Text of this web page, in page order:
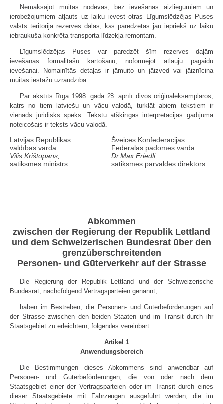
Nemaksājot muitas nodevas, bez ievešanas aizliegumiem un
ierobežojumiem atļauts uz laiku ievest otras Līgumslēdzējas Puses
valsts teritorijā rezerves daļas, kas paredzētas jau iepriekš uz laiku
iebraukuša konkrēta transporta līdzekļa remontam.
Līgumslēdzējas Puses var paredzēt šīm rezerves daļām
ievešanas formalitāšu kārtošanu, noformējot atļauju pagaidu
ievešanai. Nomainītās detaļas ir jāmuito un jāizved vai jāiznīcina
muitas iestāžu uzraudzībā.
Par akstīts Rīgā 1998. gada 28. aprīlī divos oriģināleksemplāros,
katrs no tiem latviešu un vācu valodā, turklāt abiem tekstiem ir
vienāds juridisks spēks. Tekstu atšķirīgas interpretācijas gadījumā
noteicošais ir teksts vācu valodā.
Latvijas Republikas
Šveices Konfederācijas
valdības vārdā
Federālās padomes vārdā
Vilis Krištopāns,
Dr.Max Friedli,
satiksmes ministrs
satiksmes pārvaldes direktors
Abkommen
zwischen der Regierung der Republik Lettland
und dem Schweizerischen Bundesrat ūber den
grenzūberschreitenden
Personen- und Gūterverkehr auf der Strasse
Die Regierung der Republik Lettland und der Schweizerische
Bundesrat, nachcfolgend Vertragsparteien genannt,
haben im Bestreben, die Personen- und Gūterbeförderungen auf
der Strasse zwischen den beiden Staaten und im Transit durch ihr
Staatsgebiet zu erleichtern, folgendes vereinbart:
Artikel 1
Anwendungsbereich
Die Bestimmungen dieses Abkommens sind anwendbar auf
Personen- und Gūterbeförderungen, die von oder nach dem
Staatsgebiet einer der Vertragsparteien oder im Transit durch eines
dieser Staatsgebiete mit Fahrzeugen ausgefūhrt werden, die im